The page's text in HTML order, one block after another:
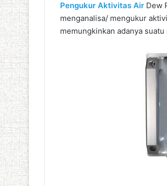
Pengukur Aktivitas Air Dew
menganalisa/ mengukur
memungkinkan adanya